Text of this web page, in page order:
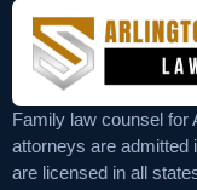
Family law counsel for
attorneys are admitted
are licensed in all